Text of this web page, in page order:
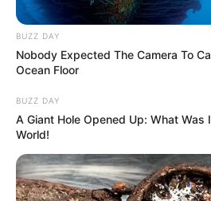
BUZZ DAY
Nobody Expected The Camera To
Ocean Floor
BUZZ DAY
A Giant Hole Opened Up: What Was
World!